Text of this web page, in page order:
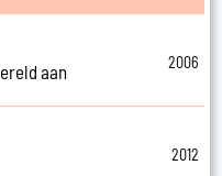
aan
2006
2012